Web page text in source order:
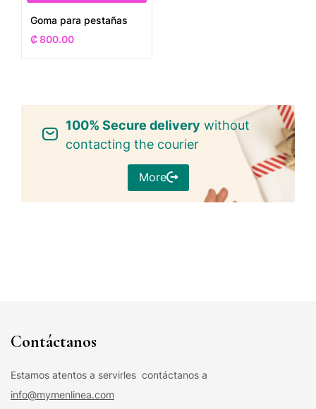
Goma para pestañas
₡800.00
100% Secure delivery without
contacting the courier
More
Contáctanos
Estamos atentos a servirles contáctanos a
info@mymenlinea.com